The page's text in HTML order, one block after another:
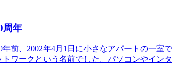
周年
前、2002年4月1日に小さなアパートの一室
ワークという名前でした。パソコンやイン